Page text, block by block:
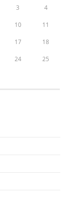
3 4
10 11
17 18
24 25